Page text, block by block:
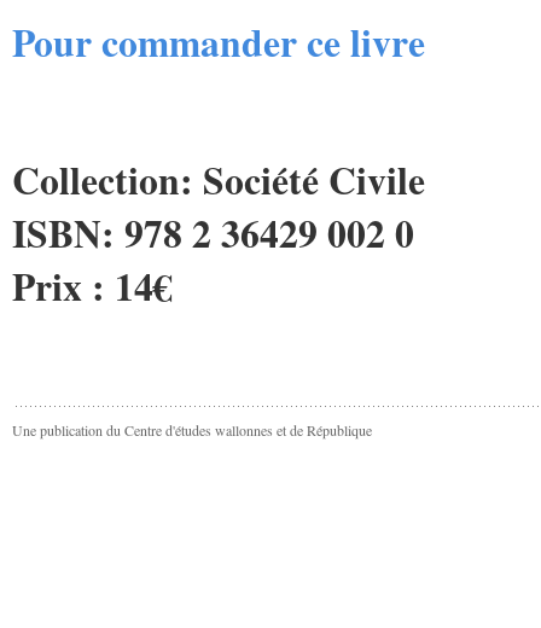
Pour commander ce livre
Collection: Société Civile
ISBN: 978 2 36429 002 0
Prix : 14€
Une publication du Centre d'études wallonnes et de République